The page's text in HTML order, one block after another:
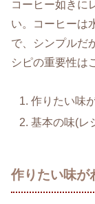
コーヒー如きに
い。コーヒーは
で、シンプルだ
シピの重要性は
作りたい味
基本の味(レ
作りたい味が